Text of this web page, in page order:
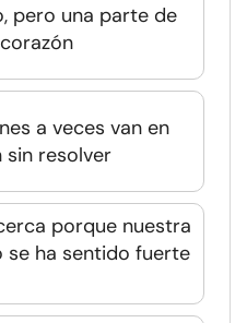
pero una parte de
a veces van en
sin resolver
porque nuestra
se ha sentido fuerte